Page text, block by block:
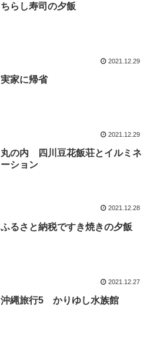
ちらし寿司の夕飯
2021.12.29
実家に帰省
2021.12.29
丸の内 四川豆花飯荘とイルミネ
ーション
2021.12.28
ふるさと納税ですき焼きの夕飯
2021.12.27
沖縄旅行5 かりゆし水族館